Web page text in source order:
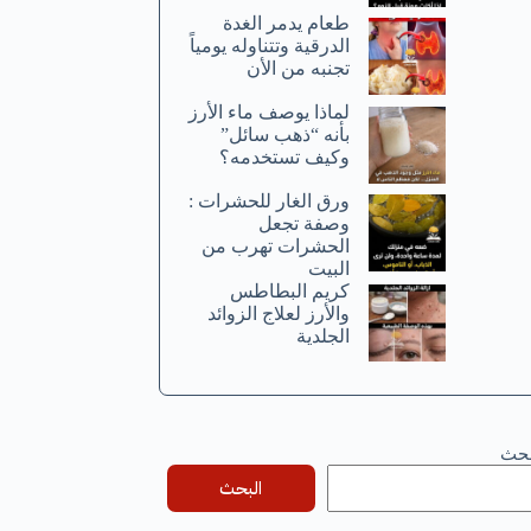
طعام يدمر الغدة
الدرقية وتتناوله يومياً
تجنبه من الأن
لماذا يوصف ماء الأرز
بأنه “ذهب سائل”
وكيف تستخدمه؟
ورق الغار للحشرات :
وصفة تجعل
الحشرات تهرب من
البيت
كريم البطاطس
والأرز لعلاج الزوائد
الجلدية
البحث